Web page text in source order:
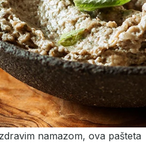
namazom, ova pašteta